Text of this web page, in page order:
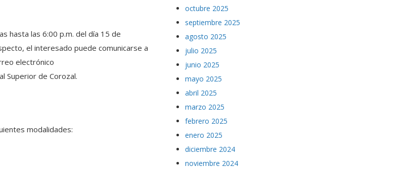
hasta las 6:00 p.m. del día 15 de
el interesado puede comunicarse a
electrónico
Superior de Corozal.
modalidades:
octubre 2025
septiembre 2025
agosto 2025
julio 2025
junio 2025
mayo 2025
abril 2025
marzo 2025
febrero 2025
enero 2025
diciembre 2024
noviembre 2024